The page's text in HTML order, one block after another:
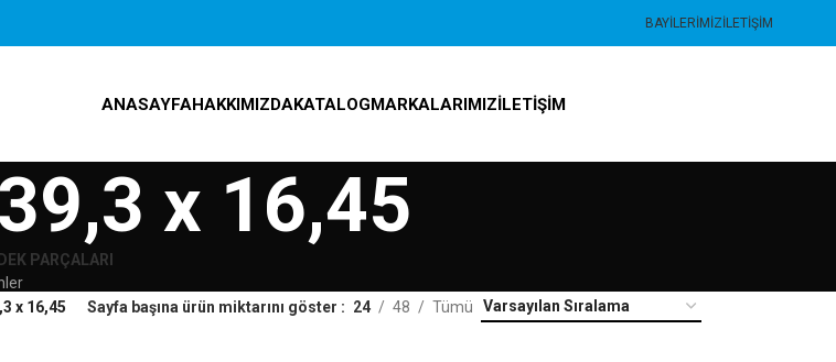
BAYILERIMIZİLETIŞIM
ANASAYFAHAKKIMIZDAKATALOGMARKALARIMIZİLETIŞIM
x 16,45
PARÇALARI
x 16,45 Sayfa başına ürün miktarını göster 24 48 Tümü